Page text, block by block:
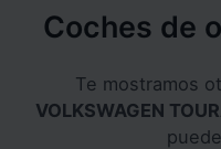
Coches de
Te mostramos
VOLKSWAGEN